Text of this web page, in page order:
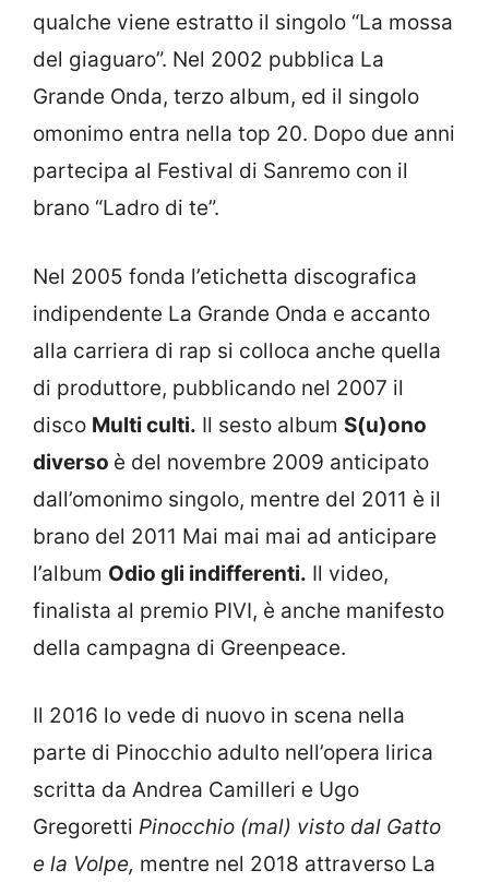
qualche viene estratto il singolo “La mossa
del giaguaro”. Nel 2002 pubblica La
Grande Onda, terzo album, ed il singolo
omonimo entra nella top 20. Dopo due anni
partecipa al Festival di Sanremo con il
brano “Ladro di te”.
Nel 2005 fonda l’etichetta discografica
indipendente La Grande Onda e accanto
alla carriera di rap si colloca anche quella
di produttore, pubblicando nel 2007 il
disco Multi culti. Il sesto album S(u)ono
diverso è del novembre 2009 anticipato
dall’omonimo singolo, mentre del 2011 è il
brano del 2011 Mai mai mai ad anticipare
l’album Odio gli indifferenti. Il video,
finalista al premio PIVI, è anche manifesto
della campagna di Greenpeace.
Il 2016 lo vede di nuovo in scena nella
parte di Pinocchio adulto nell’opera lirica
scritta da Andrea Camilleri e Ugo
Gregoretti Pinocchio (mal) visto dal Gatto
e la Volpe, mentre nel 2018 attraverso La